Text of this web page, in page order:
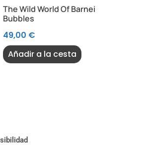
The Wild World Of Barnei
Bubbles
49,00 €
Añadir a la cesta